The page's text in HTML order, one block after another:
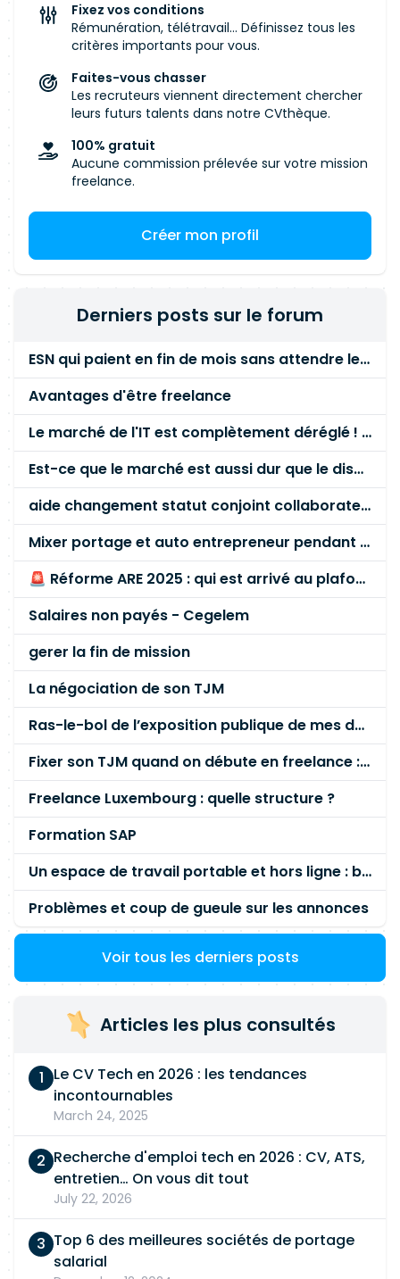
Fixez vos conditions
Rémunération, télétravail... Définissez tous les
critères importants pour vous.
Faites-vous chasser
Les recruteurs viennent directement chercher
leurs futurs talents dans notre CVthèque.
100% gratuit
Aucune commission prélevée sur votre mission
freelance.
Créer mon profil
Derniers posts sur le forum
ESN qui paient en fin de mois sans attendre le paiement client ?
Avantages d'être freelance
Le marché de l'IT est complètement déréglé ! STOP à cette mascarade ! Il faut s'unir et résister !
Est-ce que le marché est aussi dur que le disent les commerciaux ?
aide changement statut conjoint collaborateur
Mixer portage et auto entrepreneur pendant des années - quel risque ?
🚨 Réforme ARE 2025 : qui est arrivé au plafond des 60 % en gardant son entreprise ?
Salaires non payés - Cegelem
gerer la fin de mission
La négociation de son TJM
Ras-le-bol de l’exposition publique de mes données personnelles liées à mon entreprise
Fixer son TJM quand on débute en freelance : la méthode mathématique (et pas au feeling) 🛑
Freelance Luxembourg : quelle structure ?
Formation SAP
Un espace de travail portable et hors ligne : besoin réel ou fausse bonne idée ?
Problèmes et coup de gueule sur les annonces
Voir tous les derniers posts
Articles les plus consultés
Le CV Tech en 2026 : les tendances
incontournables
March 24, 2025
Recherche d'emploi tech en 2026 : CV, ATS,
entretien… On vous dit tout
July 22, 2026
Top 6 des meilleures sociétés de portage
salarial